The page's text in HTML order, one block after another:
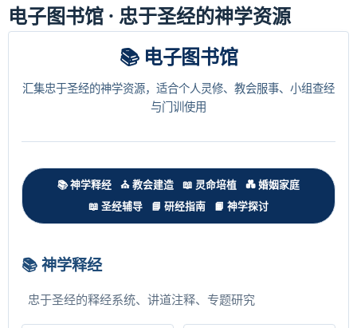
电子图书馆 · 忠于圣经的神学资源
📚 电子图书馆
汇集忠于圣经的神学资源，适合个人灵修、教会服事、小组查经
与门训使用
📚 神学释经 ⛪ 教会建造 📖 灵命培植
💑 婚姻家庭
📖 圣经辅导
📘 研经指南 📙 神学探讨
📚 神学释经
忠于圣经的释经系统、讲道注释、专题研究